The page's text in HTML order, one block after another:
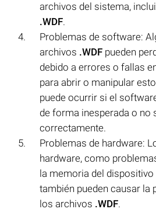
archivos del sistema,
.WDF.
Problemas de software:
archivos .WDF pueden
debido a errores o fallas
para abrir o manipular
puede ocurrir si el
de forma inesperada o no
correctamente.
Problemas de hardware:
hardware, como
la memoria del
también pueden causar la
los archivos .WDF.